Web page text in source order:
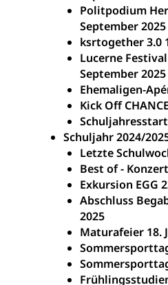
Politpodium
September 2025
ksrtogether 3.0
Lucerne
September 2025
Ehemaligen-
Kick Off
Schuljahr 2024/
Letzte
Best of -
Exkursion EGG
Abschluss
2025
Maturafeier 18.